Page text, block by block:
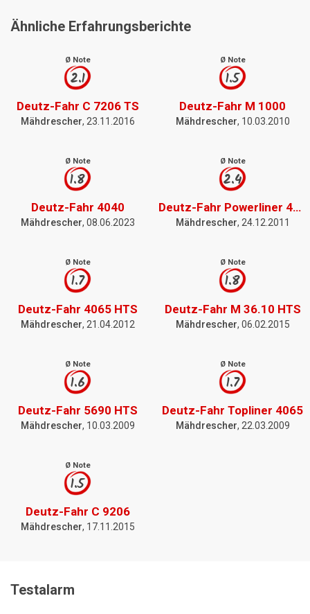
Ähnliche Erfahrungsberichte
Ø Note
2.1
Deutz-Fahr C 7206 TS
Mähdrescher, 23.11.2016
Ø Note
1.5
Deutz-Fahr M 1000
Mähdrescher, 10.03.2010
Ø Note
1.8
Deutz-Fahr 4040
Mähdrescher, 08.06.2023
Ø Note
2.4
Deutz-Fahr Powerliner 4030
Mähdrescher, 24.12.2011
Ø Note
1.7
Deutz-Fahr 4065 HTS
Mähdrescher, 21.04.2012
Ø Note
1.8
Deutz-Fahr M 36.10 HTS
Mähdrescher, 06.02.2015
Ø Note
1.6
Deutz-Fahr 5690 HTS
Mähdrescher, 10.03.2009
Ø Note
1.7
Deutz-Fahr Topliner 4065
Mähdrescher, 22.03.2009
Ø Note
1.5
Deutz-Fahr C 9206
Mähdrescher, 17.11.2015
Testalarm